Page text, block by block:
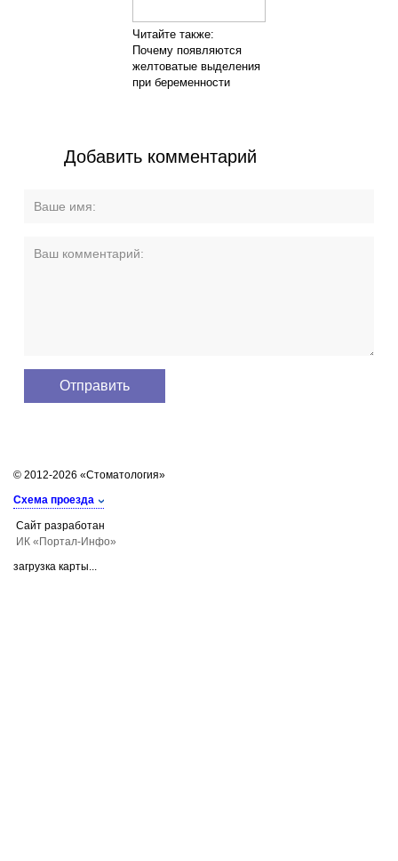
Читайте также:
Почему появляются
желтоватые выделения
при беременности
Добавить комментарий
© 2012-2026 «Стоматология»
Схема проезда
Сайт разработан
ИК «Портал-Инфо»
загрузка карты...